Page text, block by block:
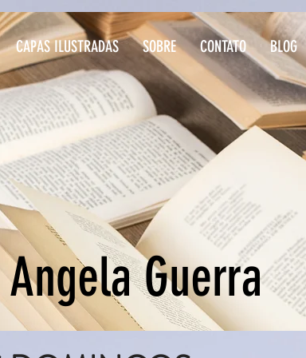
CAPAS ILUSTRADAS SOBRE CONTATO BLOG
Angela Guerra